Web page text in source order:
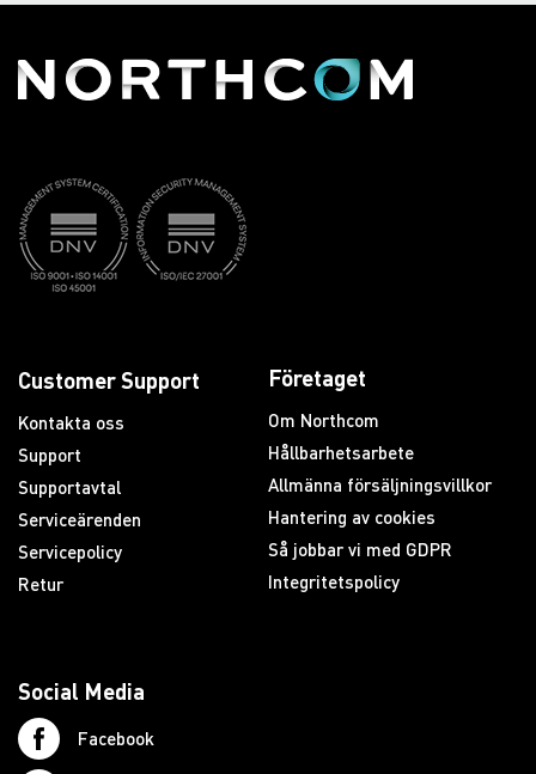
Customer Support
Kontakta oss
Support
Supportavtal
Serviceärenden
Servicepolicy
Retur
Företaget
Om Northcom
Hållbarhetsarbete
Allmänna försäljningsvillkor
Hantering av cookies
Så jobbar vi med GDPR
Integritetspolicy
Social Media
Facebook